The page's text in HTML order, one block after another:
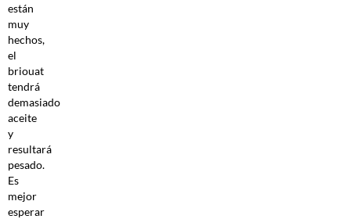
están
muy
hechos,
el
briouat
tendrá
demasiado
aceite
y
resultará
pesado.
Es
mejor
esperar